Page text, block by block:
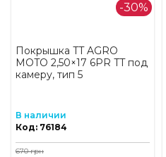
-30%
Покрышка TT AGRO
MOTO 2,50×17 6PR TT под
камеру, тип 5
В наличии
Код: 76184
670 грн